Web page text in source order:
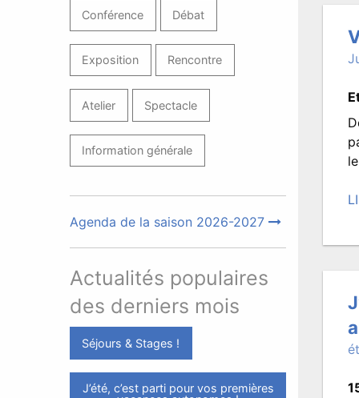
Conférence Débat
Exposition Rencontre
Atelier Spectacle
Information générale
Agenda de la saison 2026-2027
Actualités populaires
des derniers mois
Séjours & Stages !
J’été, c’est parti pour vos premières
à